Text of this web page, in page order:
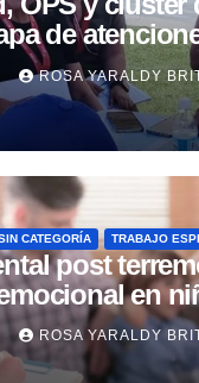
de
para reforzar la
ROSA YARALDY
CATEGORÍA TRABAJO
post
en
y
ROSA YARALDY